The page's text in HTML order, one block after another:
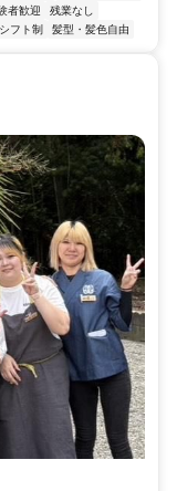
者歓迎
残業なし
シフト制 髪型・髪色自由